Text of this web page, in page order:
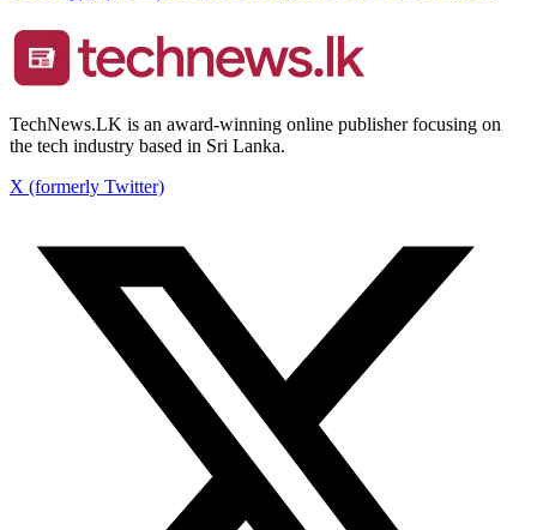
TechNews.LK is an award-winning online publisher focusing on
the tech industry based in Sri Lanka.
X (formerly Twitter)